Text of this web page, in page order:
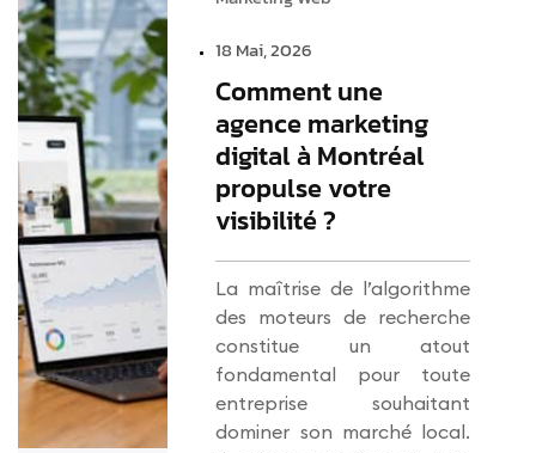
18 Mai, 2026
Comment une
agence marketing
digital à Montréal
propulse votre
visibilité ?
La maîtrise de l’algorithme
des moteurs de recherche
constitue un atout
fondamental pour toute
entreprise souhaitant
dominer son marché local.